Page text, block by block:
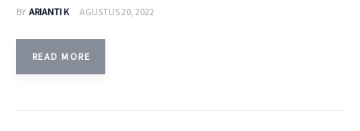
BY ARIANTI K AGUSTUS 20, 2022
READ MORE